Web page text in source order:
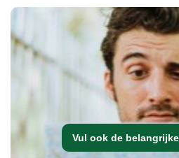
Vul ook de